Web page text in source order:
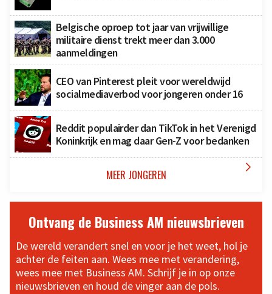
Belgische oproep tot jaar van vrijwillige
militaire dienst trekt meer dan 3.000
aanmeldingen
CEO van Pinterest pleit voor wereldwijd
socialmediaverbod voor jongeren onder 16
Reddit populairder dan TikTok in het Verenigd
Koninkrijk en mag daar Gen-Z voor bedanken
MEER JONGEREN 
Ontvang de Business AM nieuwsbrieven
De wereld verandert snel en voor je het weet, hol je
achter de feiten aan. Wees mee met verandering,
wees mee met Business AM. Schrijf je in op onze
nieuwsbrieven en houd de vinger aan de pols.